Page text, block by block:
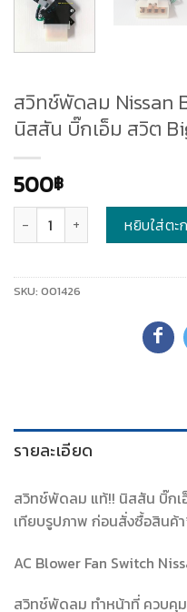
สวิทช์พัดลม Nissan
นิสสัน บิ๊กเอ็ม สวิต
500฿
หยิบใส่ตะ
SKU: 001426
รายละเอียด
สวิทช์พัดลม แท้!! นิสสัน บิ๊ก
เทียบรูปภาพ ก่อนสั่งซื้อสินค้
AC Blower Fan Switch
สวิทช์พัดลม ทำหน้าที่ ควบคุ